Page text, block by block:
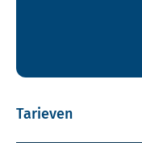
Tarieven